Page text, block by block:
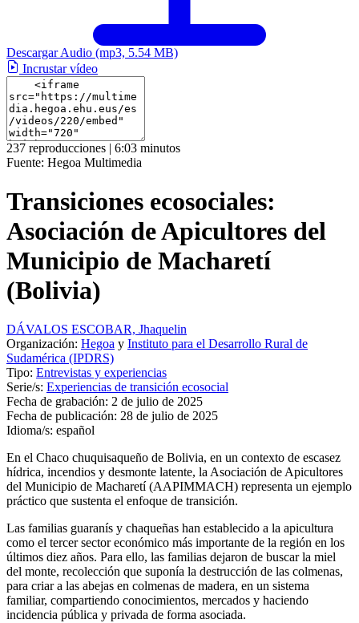
Descargar Audio (mp3, 5.54 MB)
Incrustar vídeo
237 reproducciones | 6:03 minutos
Fuente: Hegoa Multimedia
Transiciones ecosociales:
Asociación de Apicultores del
Municipio de Macharetí
(Bolivia)
DÁVALOS ESCOBAR, Jhaquelin
Organización: Hegoa y Instituto para el Desarrollo Rural de
Sudamérica (IPDRS)
Tipo: Entrevistas y experiencias
Serie/s: Experiencias de transición ecosocial
Fecha de grabación: 2 de julio de 2025
Fecha de publicación: 28 de julio de 2025
Idioma/s: español
En el Chaco chuquisaqueño de Bolivia, en un contexto de escasez
hídrica, incendios y desmonte latente, la Asociación de Apicultores
del Municipio de Macharetí (AAPIMMACH) representa un ejemplo
práctico que sustenta el enfoque de transición.
Las familias guaranís y chaqueñas han establecido a la apicultura
como el tercer sector económico más importante de la región en los
últimos diez años. Para ello, las familias dejaron de buscar la miel
del monte, recolección que suponía la destrucción de las colmenas,
para criar a las abejas en colmenas de madera, en un sistema
familiar, compartiendo conocimientos, mercados y haciendo
incidencia pública y privada de forma asociada.